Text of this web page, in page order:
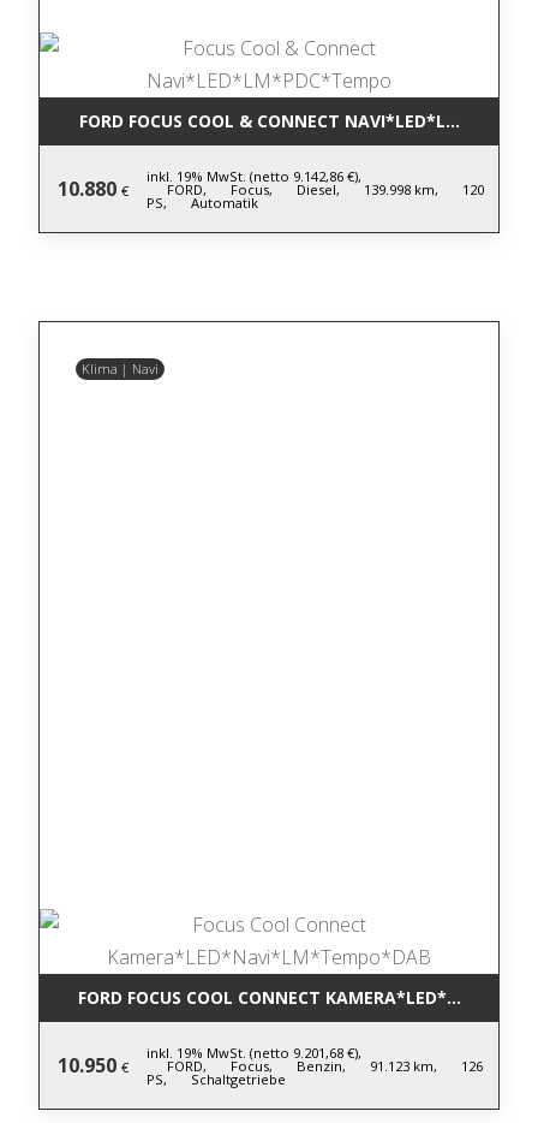
FORD FOCUS COOL & CONNECT
10.880 €
inkl. 19% MwSt. (netto 9.142,86 €),
FORD, Focus, Diesel, 139.998 km, 120
PS, Automatik
Klima | Navi
FORD FOCUS COOL CONNECT
10.950 €
inkl. 19% MwSt. (netto 9.201,68 €),
FORD, Focus, Benzin, 91.123 km, 126
PS, Schaltgetriebe